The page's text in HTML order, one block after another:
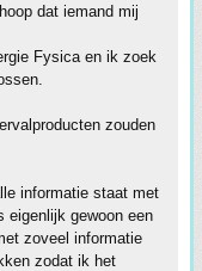
dat iemand mij
Fysica en ik zoek
zouden
informatie staat met
eigenlijk gewoon een
zoveel informatie
zodat ik het